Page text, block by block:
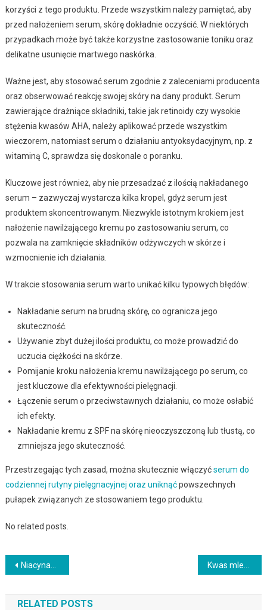
korzyści z tego produktu. Przede wszystkim należy pamiętać, aby
przed nałożeniem serum, skórę dokładnie oczyścić. W niektórych
przypadkach może być także korzystne zastosowanie toniku oraz
delikatne usunięcie martwego naskórka.
Ważne jest, aby stosować serum zgodnie z zaleceniami producenta
oraz obserwować reakcję swojej skóry na dany produkt. Serum
zawierające drażniące składniki, takie jak retinoidy czy wysokie
stężenia kwasów AHA, należy aplikować przede wszystkim
wieczorem, natomiast serum o działaniu antyoksydacyjnym, np. z
witaminą C, sprawdza się doskonale o poranku.
Kluczowe jest również, aby nie przesadzać z ilością nakładanego
serum – zazwyczaj wystarcza kilka kropel, gdyż serum jest
produktem skoncentrowanym. Niezwykle istotnym krokiem jest
nałożenie nawilżającego kremu po zastosowaniu serum, co
pozwala na zamknięcie składników odżywczych w skórze i
wzmocnienie ich działania.
W trakcie stosowania serum warto unikać kilku typowych błędów:
Nakładanie serum na brudną skórę, co ogranicza jego
skuteczność.
Używanie zbyt dużej ilości produktu, co może prowadzić do
uczucia ciężkości na skórze.
Pomijanie kroku nałożenia kremu nawilżającego po serum, co
jest kluczowe dla efektywności pielęgnacji.
Łączenie serum o przeciwstawnych działaniu, co może osłabić
ich efekty.
Nakładanie kremu z SPF na skórę nieoczyszczoną lub tłustą, co
zmniejsza jego skuteczność.
Przestrzegając tych zasad, można skutecznie włączyćserum do
codziennej rutyny pielęgnacyjnej oraz uniknąćpowszechnych
pułapek związanych ze stosowaniem tego produktu.
No related posts.
Nawigacja
wpisu
Niacynamid z czym nie łączyć: jak podejść do tematu bez frustracji i błędów
RELATED POSTS